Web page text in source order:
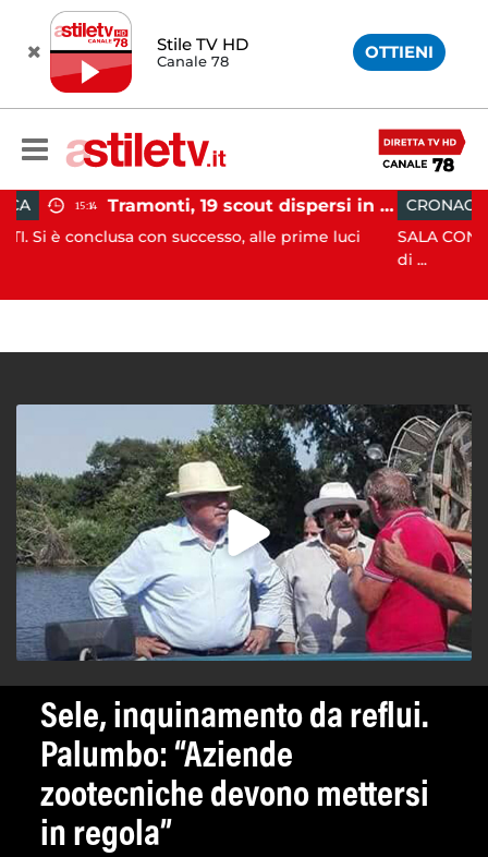
Stile TV HD
Canale 78 OTTIENI
Tramonti, 19 scout dispersi in montagna salvati dai vigili del fuoco
con successo, alle prime luci
CRONACA 12:41
SALA CONSILINA. Si
Sele, inquinamento da reflui.
Palumbo: “Aziende
zootecniche devono mettersi
in regola”